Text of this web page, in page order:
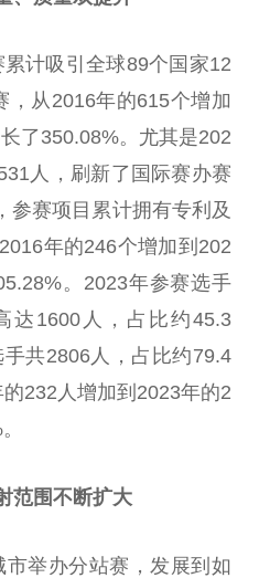
计吸引全球89个国家12
，从2016年的615个增加
了350.08%。尤其是202
人，刷新了国际赛办赛
参赛项目累计拥有专利及
年的246个增加到202
。2023年参赛选手
达1600人，占比约45.3
共2806人，占比约79.4
232人增加到2023年的2
范围不断扩大
市举办分站赛，发展到如